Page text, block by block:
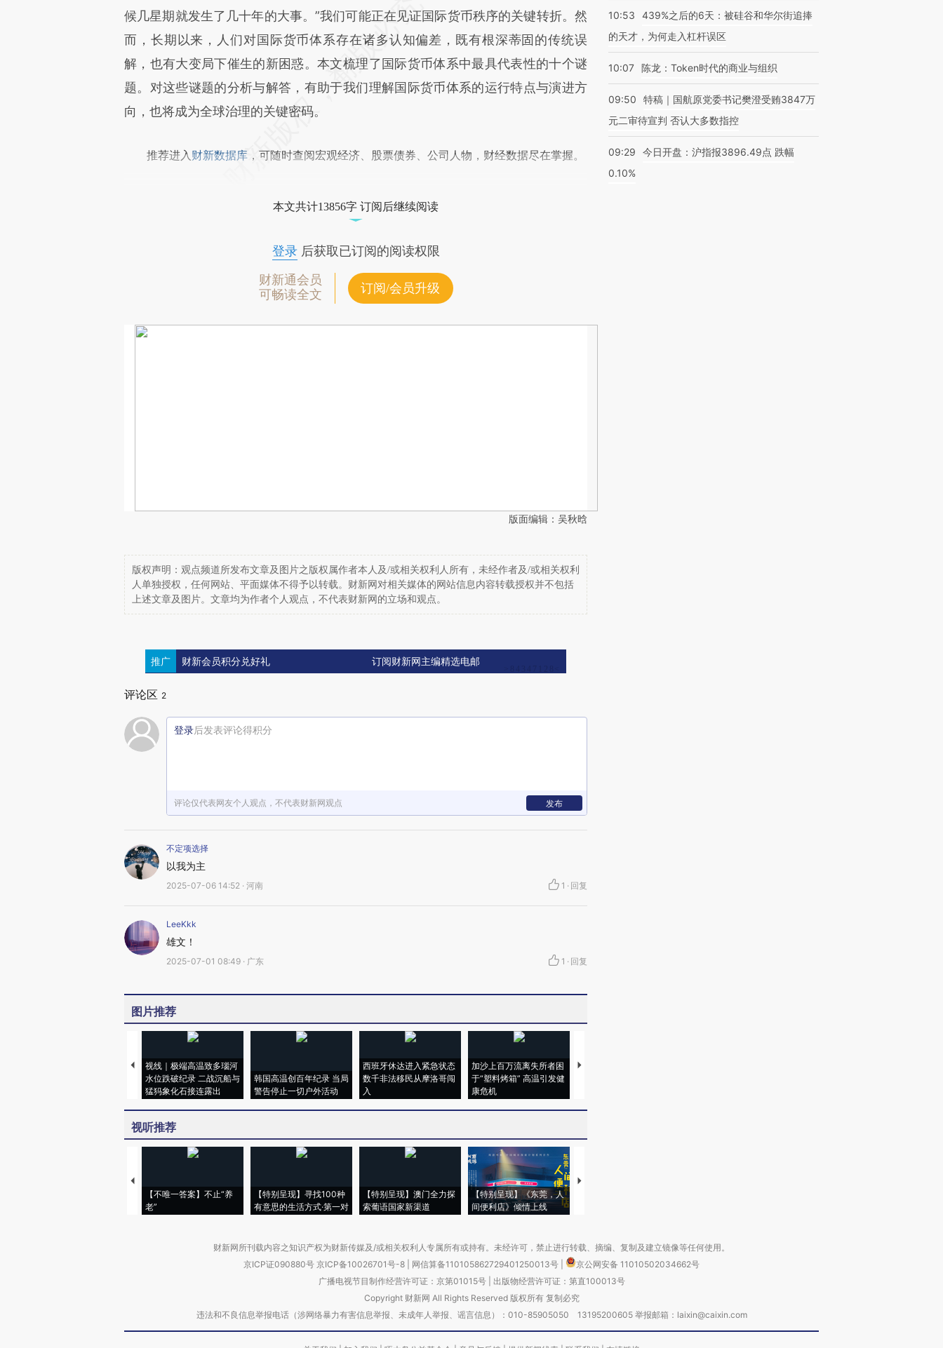
候几星期就发生了几十年的大事。”我们可能正在见证国际货币秩序的关键转折。然
而，长期以来，人们对国际货币体系存在诸多认知偏差，既有根深蒂固的传统误
解，也有大变局下催生的新困惑。本文梳理了国际货币体系中最具代表性的十个谜
题。对这些谜题的分析与解答，有助于我们理解国际货币体系的运行特点与演进方
向，也将成为全球治理的关键密码。
推荐进入 财新数据库 ，可随时查阅宏观经济、股票债券、公司人物，财经数据尽在掌握。
本文共计13856字 订阅后继续阅读
登录后获取已订阅的阅读权限
财新通会员
可畅读全文
订阅/会员升级
版面编辑：吴秋晗
版权声明：观点频道所发布文章及图片之版权属作者本人及/或相关权利人所有，未经作者及/或相关权利
人单独授权，任何网站、平面媒体不得予以转载。财新网对相关媒体的网站信息内容转载授权并不包括
上述文章及图片。文章均为作者个人观点，不代表财新网的立场和观点。
推广 财新会员积分兑好礼 订阅财新网主编精选电邮
评论区 2
登录后发表评论得积分
评论仅代表网友个人观点，不代表财新网观点 发布
不定项选择
以我为主
2025-07-06 14:52 · 河南 1 · 回复
LeeKkk
雄文！
2025-07-01 08:49 · 广东 1 · 回复
图片推荐
视线｜极端高温致多瑙河
水位跌破纪录 二战沉船与
猛犸象化石接连露出
韩国高温创百年纪录 当局
警告停止一切户外活动
西班牙休达进入紧急状态
数千非法移民从摩洛哥闯
入
加沙上百万流离失所者困
于“塑料烤箱” 高温引发健
康危机
视线｜HYROX的吸金
视听推荐
【不唯一答案】不止“养
老”
【特别呈现】寻找100种
有意思的生活方式·第一对
【特别呈现】澳门全力探
索葡语国家新渠道
【特别呈现】《东莞，人
间便利店》倾情上线
【推广】走进第四届链博
10:53
439%之后的6天：被硅谷和华尔街追捧
的天才，为何走入杠杆误区
10:07 陈龙：Token时代的商业与组织
09:50
特稿｜国航原党委书记樊澄受贿3847万
元二审待宣判 否认大多数指控
09:29
今日开盘：沪指报3896.49点 跌幅
0.10%
财新网所刊载内容之知识产权为财新传媒及/或相关权利人专属所有或持有。未经许可，禁止进行转载、摘编、复制及建立镜像等任何使用。
京ICP证090880号 京ICP备10026701号-8 网信算备110105862729401250013号
京公网安备 11010502034662号
广播电视节目制作经营许可证：京第01015号| 出版物经营许可证：第直100013号
Copyright 财新网 All Rights Reserved 版权所有 复制必究
违法和不良信息举报电话（涉网络暴力有害信息举报、未成年人举报、谣言信息）：010-85905050 13195200605 举报邮箱：laixin@caixin.com